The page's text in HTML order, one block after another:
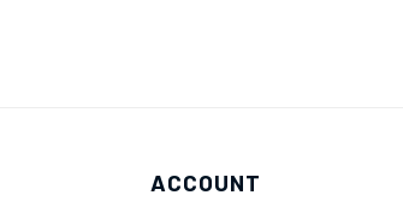
ACCOUNT